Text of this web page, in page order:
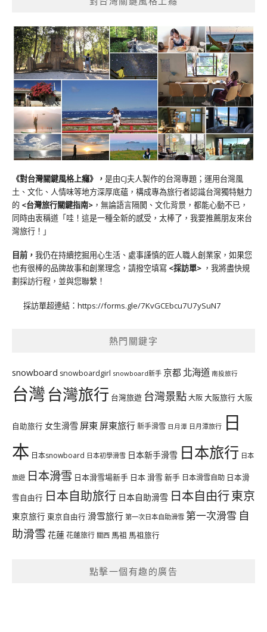
《對台灣關鍵風格上癮》 ， 是由CJ夫人製作的台灣專題；運用台灣風
土、文化、人情味等地方深厚底蘊，構成專為旅行者認識台灣獨特魅力
的 <台灣旅行關鍵指南> ，無論語言隔閡、文化背景，都能心動不已，
同時由衷稱道「哇！這是一種全新的感受，太棒了，我要推薦朋友來台
灣旅行！」
目前， 我仍在持續挖掘用心生活、處事謹慎的匠人職人創業家，如果您
也有很棒的品牌故事和創業理念，請撥空填寫 <採訪單> ，我將盡快規
劃採訪行程，並與您聯繫！
採訪單超連結： https://forms.gle/7KvGCEbcu7U7ySuN7
熱門關鍵字
snowboard snowboardgirl snowboard新手 京都 北海道 南投旅行
台灣台灣旅行 台灣旅遊 台灣景點大阪大阪旅行大阪
自助旅行 女生滑雪 屏東 屏東旅行新手滑雪 日月潭 日月潭旅行 日
本 日本snowboard 日本初學滑雪 日本新手滑雪 日本旅行 日本
旅遊 日本滑雪 日本滑雪場新手 日本 滑雪 新手 日本滑雪自助 日本滑
雪自由行 日本自助旅行 日本自助滑雪 日本自由行東京
東京旅行 東京自由行 滑雪旅行 第一次日本自助滑雪 第一次滑雪 自
助滑雪 花蓮花蓮旅行 關西 馬祖 馬祖旅行
點擊一個有趣的廣告